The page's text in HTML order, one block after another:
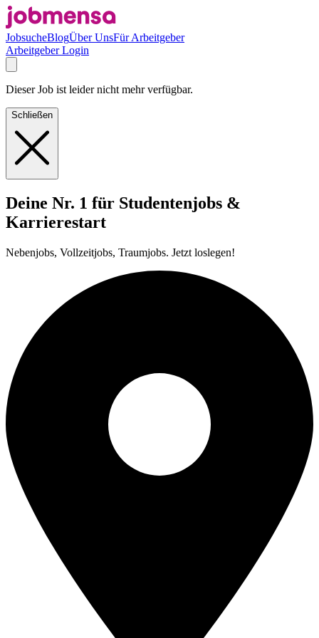
JobsucheBlogÜber UnsFür Arbeitgeber
Arbeitgeber Login
Dieser Job ist leider nicht mehr verfügbar.
Schließen
Deine Nr. 1 für Studentenjobs &
Karrierestart
Nebenjobs, Vollzeitjobs, Traumjobs. Jetzt loslegen!